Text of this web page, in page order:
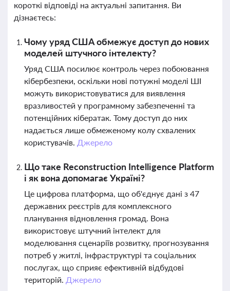
короткі відповіді на актуальні запитання. Ви
дізнаєтесь:
Чому уряд США обмежує доступ до нових
моделей штучного інтелекту?
Уряд США посилює контроль через побоювання
кібербезпеки, оскільки нові потужні моделі ШІ
можуть використовуватися для виявлення
вразливостей у програмному забезпеченні та
потенційних кібератак. Тому доступ до них
надається лише обмеженому колу схвалених
користувачів. Джерело
Що таке Reconstruction Intelligence Platform
і як вона допомагає Україні?
Це цифрова платформа, що об'єднує дані з 47
державних реєстрів для комплексного
планування відновлення громад. Вона
використовує штучний інтелект для
моделювання сценаріїв розвитку, прогнозування
потреб у житлі, інфраструктурі та соціальних
послугах, що сприяє ефективній відбудові
територій. Джерело